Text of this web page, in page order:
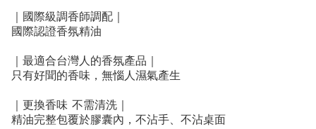
｜國際級調香師調配｜
國際認證香氛精油
｜最適合台灣人的香氛產品｜
只有好聞的香味，無惱人濕氣產生
｜更換香味 不需清洗｜
精油完整包覆於膠囊內，不沾手、不沾桌面